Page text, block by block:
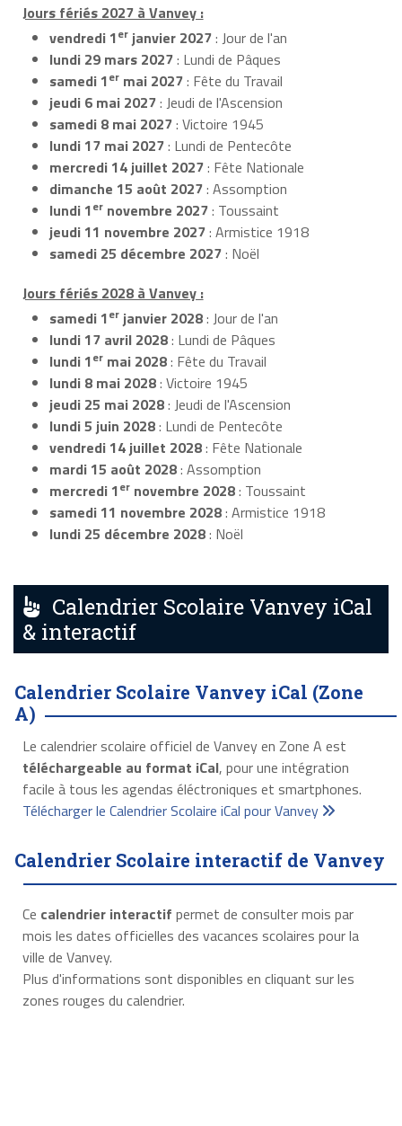
Jours fériés 2027 à Vanvey :
vendredi 1er janvier 2027: Jour de l'an
lundi 29 mars 2027: Lundi de Pâques
samedi 1er mai 2027: Fête du Travail
jeudi 6 mai 2027: Jeudi de l'Ascension
samedi 8 mai 2027: Victoire 1945
lundi 17 mai 2027: Lundi de Pentecôte
mercredi 14 juillet 2027: Fête Nationale
dimanche 15 août 2027: Assomption
lundi 1er novembre 2027: Toussaint
jeudi 11 novembre 2027: Armistice 1918
samedi 25 décembre 2027: Noël
Jours fériés 2028 à Vanvey :
samedi 1er janvier 2028: Jour de l'an
lundi 17 avril 2028: Lundi de Pâques
lundi 1er mai 2028: Fête du Travail
lundi 8 mai 2028: Victoire 1945
jeudi 25 mai 2028: Jeudi de l'Ascension
lundi 5 juin 2028: Lundi de Pentecôte
vendredi 14 juillet 2028: Fête Nationale
mardi 15 août 2028: Assomption
mercredi 1er novembre 2028: Toussaint
samedi 11 novembre 2028: Armistice 1918
lundi 25 décembre 2028: Noël
Calendrier Scolaire Vanvey iCal
& interactif
Calendrier Scolaire Vanvey iCal (Zone
A)
Le calendrier scolaire officiel de Vanvey en Zone A est
téléchargeable au format iCal, pour une intégration
facile à tous les agendas éléctroniques et smartphones.
Télécharger le Calendrier Scolaire iCal pour Vanvey
Calendrier Scolaire interactif de Vanvey
Ce calendrier interactif permet de consulter mois par
mois les dates officielles des vacances scolaires pour la
ville de Vanvey.
Plus d'informations sont disponibles en cliquant sur les
zones rouges du calendrier.